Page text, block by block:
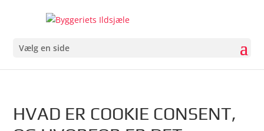
Vælg en side
HVAD ER COOKIE CONSENT,